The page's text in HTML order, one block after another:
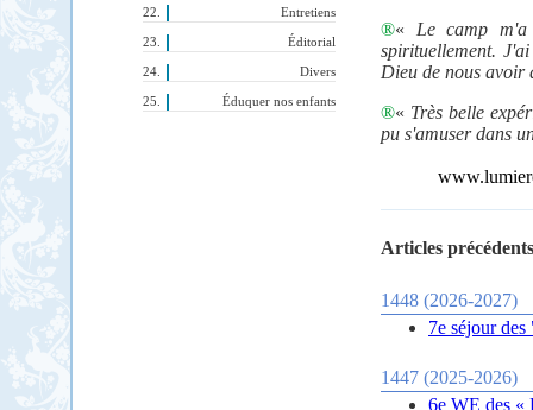
Entretiens
Éditorial
Divers
Éduquer nos enfants
®« Le camp m'a
spirituellement.
Dieu de nous avoir
®« Très belle
pu s'amuser dans
Articles
1448 (2026-2027)
7e séjour
1447 (2025-2026)
6e WE des «